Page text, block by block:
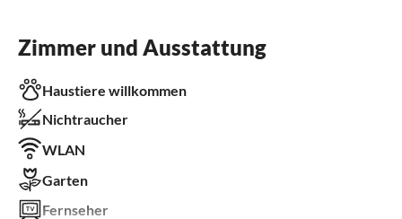
Zimmer und Ausstattung
Haustiere willkommen
Nichtraucher
WLAN
Garten
Fernseher